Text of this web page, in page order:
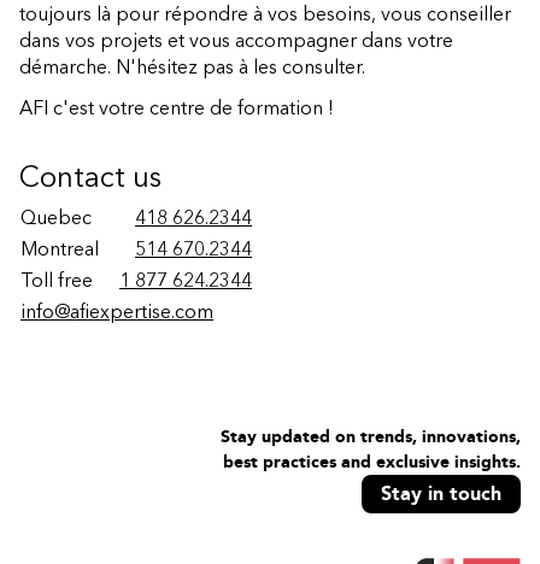
toujours là pour répondre à vos besoins, vous conseiller
dans vos projets et vous accompagner dans votre
démarche. N'hésitez pas à les consulter.
AFI c'est votre centre de formation !
Contact us
Quebec
418 626.2344
Montreal
514 670.2344
Toll free
1 877 624.2344
info@afiexpertise.com
Stay updated on trends, innovations,
best practices and exclusive insights.
Stay in touch